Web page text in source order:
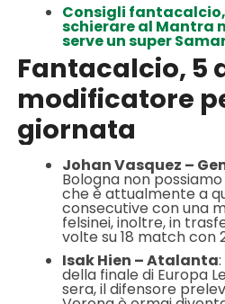
Consigli
schierare al Mantra
serve un super
Fantacalcio, 5
modificatore
giornata
Johan Vasquez –
Bologna non
che è attualmente a
consecutive con una
felsinei, inoltre, in
volte su 18 match con
Isak Hien – Atalanta
della finale di Europa
sera, il difensore